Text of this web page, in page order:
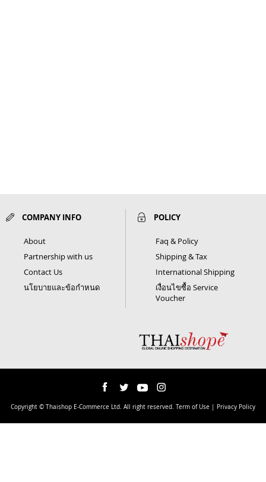
COMPANY INFO
About
Partnership with us
Contact Us
นโยบายและข้อกำหนด
POLICY
Faq & Policy
Shipping & Tax
International Shipping
เงื่อนไขซื้อ Service
Voucher
Copyright © Thaishop E-Commerce Ltd. All right reserved. Term of Use | Privacy Policy